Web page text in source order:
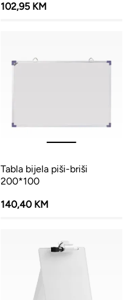
102,95 KM
Tabla bijela piši-briši
200*100
140,40 KM